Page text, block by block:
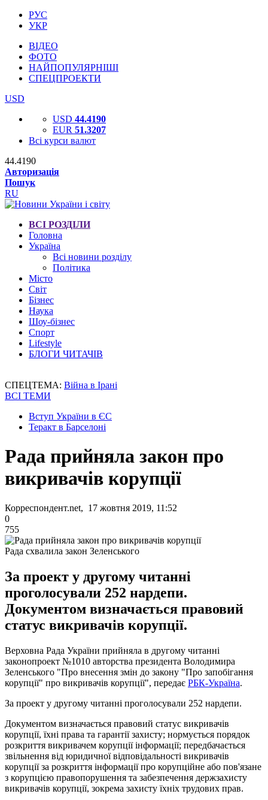
РУС
УКР
ВІДЕО
ФОТО
НАЙПОПУЛЯРНІШІ
СПЕЦПРОЕКТИ
USD
USD 44.4190
EUR 51.3207
Всі курси валют
44.4190
Авторизація
Пошук
RU
ВСІ РОЗДІЛИ
Головна
Україна
Всі новини розділу
Політика
Місто
Світ
Бізнес
Наука
Шоу-бізнес
Спорт
Lifestyle
БЛОГИ ЧИТАЧІВ
СПЕЦТЕМА: Війна в Ірані
ВСІ ТЕМИ
Вступ України в ЄС
Теракт в Барселоні
Рада прийняла закон про
викривачів корупції
Корреспондент.net, 17 жовтня 2019, 11:52
0
755
Рада схвалила закон Зеленського
За проект у другому читанні
проголосували 252 нардепи.
Документом визначається правовий
статус викривачів корупції.
Верховна Рада України прийняла в другому читанні
законопроект №1010 авторства президента Володимира
Зеленського "Про внесення змін до закону "Про запобігання
корупції" про викривачів корупції", передає РБК-Україна.
За проект у другому читанні проголосували 252 нардепи.
Документом визначається правовий статус викривачів
корупції, їхні права та гарантії захисту; нормується порядок
розкриття викривачем корупції інформації; передбачається
звільнення від юридичної відповідальності викривачів
корупції за розкриття інформації про корупційне або пов'язане
з корупцією правопорушення та забезпечення держзахисту
викривачів корупції, зокрема захисту їхніх трудових прав.